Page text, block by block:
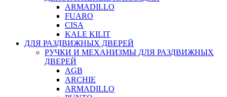
ARMADILLO
FUARO
CISA
KALE KILIT
ДЛЯ РАЗДВИЖНЫХ ДВЕРЕЙ
РУЧКИ И МЕХАНИЗМЫ ДЛЯ РАЗДВИЖНЫХ
ДВЕРЕЙ
AGB
ARCHIE
ARMADILLO